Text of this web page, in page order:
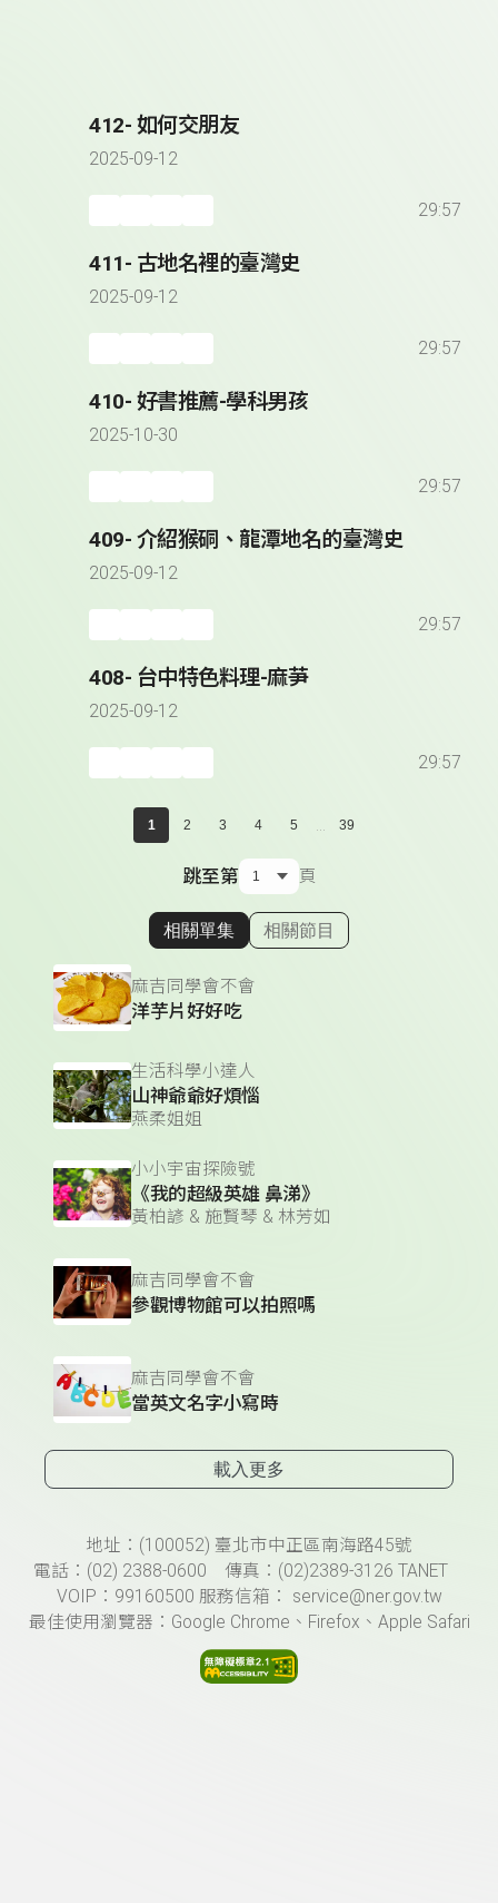
412- 如何交朋友
2025-09-12
29:57
411- 古地名裡的臺灣史
2025-09-12
29:57
410- 好書推薦-學科男孩
2025-10-30
29:57
409- 介紹猴硐、龍潭地名的臺灣史
2025-09-12
29:57
408- 台中特色料理-麻芛
2025-09-12
29:57
1 2 3 4 5 ... 39
跳至第 頁
顯示相關單集
相關單集 相關節目
麻吉同學會不會
洋芋片好好吃
生活科學小達人
山神爺爺好煩惱
燕柔姐姐
小小宇宙探險號
《我的超級英雄 鼻涕》
黃柏諺 & 施賢琴 & 林芳如
麻吉同學會不會
參觀博物館可以拍照嗎
麻吉同學會不會
當英文名字小寫時
載入更多
頁尾資訊地址：(100052) 臺北市中正區南海路45號
電話：(02) 2388-0600 傳真：(02)2389-3126 TANET
VOIP：99160500 服務信箱： service@ner.gov.tw
最佳使用瀏覽器：Google Chrome、Firefox、Apple Safari